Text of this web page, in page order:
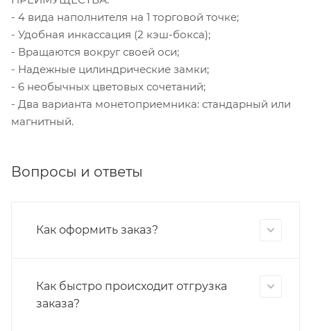
- 4 вида наполнителя на 1 торговой точке;
- Удобная инкассация (2 кэш-бокса);
- Вращаются вокруг своей оси;
- Надежные цилиндрические замки;
- 6 необычных цветовых сочетаний;
- Два варианта монетоприемника: стандарный или
магнитный.
Вопросы и ответы
Как оформить заказ?
Как быстро происходит отгрузка
заказа?